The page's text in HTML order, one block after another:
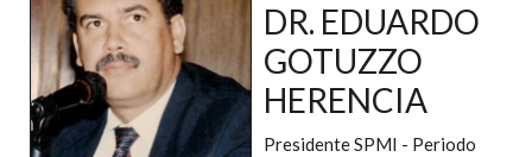
DR. EDUARDO
GOTUZZO
HERENCIA
Presidente SPMI - Periodo